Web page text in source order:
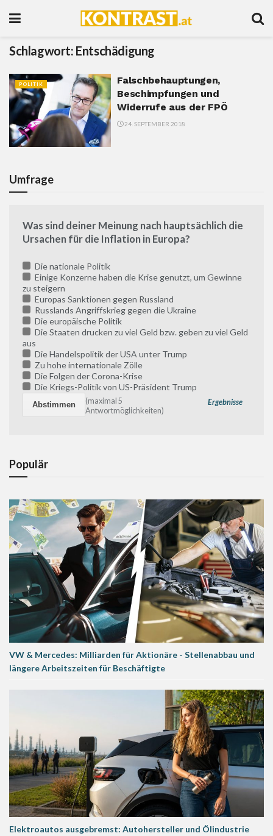
Schlagwort: Entschädigung
POLITIK
Falschbehauptungen,
Beschimpfungen und
Widerrufe aus der FPÖ
24. SEPTEMBER 2018
Umfrage
Was sind deiner Meinung nach hauptsächlich die
Ursachen für die Inflation in Europa?
Die nationale Politik
Einige Konzerne haben die Krise genutzt, um Gewinne
zu steigern
Europas Sanktionen gegen Russland
Russlands Angriffskrieg gegen die Ukraine
Die europäische Politik
Die Staaten drucken zu viel Geld bzw. geben zu viel Geld
aus
Die Handelspolitik der USA unter Trump
Zu hohe internationale Zölle
Die Folgen der Corona-Krise
Die Kriegs-Politik von US-Präsident Trump
Ergebnisse
(maximal 5
Antwortmöglichkeiten)
Populär
VW & Mercedes: Milliarden für Aktionäre - Stellenabbau und
längere Arbeitszeiten für Beschäftigte
Elektroautos ausgebremst: Autohersteller und Ölindustrie